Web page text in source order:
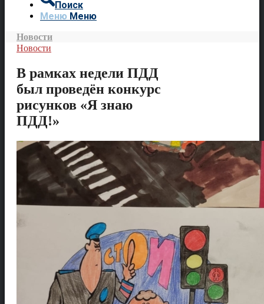
Поиск
Меню Меню
Новости
Новости
В рамках недели ПДД
был проведён конкурс
рисунков «Я знаю
ПДД!»